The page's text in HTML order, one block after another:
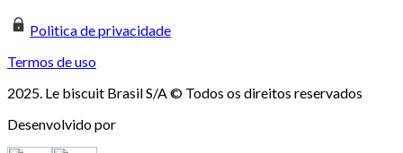
Politica de privacidade
Termos de uso
2025. Le biscuit Brasil S/A © Todos os direitos reservados
Desenvolvido por